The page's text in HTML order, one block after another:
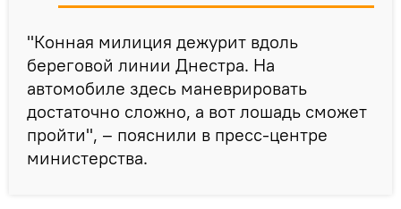
"Конная милиция дежурит вдоль
береговой линии Днестра. На
автомобиле здесь маневрировать
достаточно сложно, а вот лошадь сможет
пройти", – пояснили в пресс-центре
министерства.